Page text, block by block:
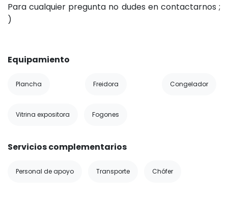
Para cualquier pregunta no dudes en contactarnos ;
)
Equipamiento
Plancha Freidora Congelador
Vitrina expositora Fogones
Servicios complementarios
Personal de apoyo Transporte Chófer